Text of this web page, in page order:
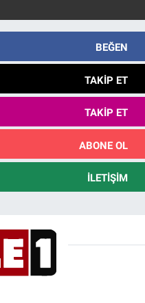
BEĞEN
TAKIP ET
TAKIP ET
ABONE OL
İLETIŞIM